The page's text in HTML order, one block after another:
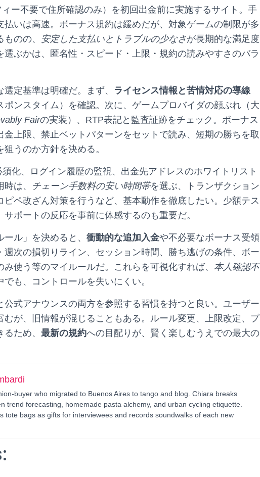
ー不要で住所確認のみ）を初回出金前に実施するサイト。手
いは高速。ボーナス規約は緩めだが、対象ゲームの制限が多
のの、 安定した支払いとトラブルの少なさが長期的な満足度
ぶかは、匿名性・スピード・上限・規約の読みやすさのバラ
定基準は明確だ。まず、
ライセンス情報と苦情対応の導線
ポンスタイム）を確認。次に、ゲームプロバイダの顔ぶれ（大
Fairの実装）、RTP表記と監査証跡をチェック。ボーナス
金上限、禁止ベットパターンをセットで読み、短期の勝ちを取
うのか方針を決める。
化、ログイン履歴の監視、出金先アドレスのホワイトリスト
は、
チェーン手数料の安い時間帯を選ぶ、トランザクション
ピペ改ざん対策を行うなど、基本動作を徹底したい。少額テス
サポートの反応を事前に体感するのも重要だ。
ル」を決めると、 衝動的な追加入金や不必要なボーナス受領
週次の損切りライン、セッション時間、勝ち逃げの条件、ボー
使う等のマイルールだ。これらを可視化すれば、 本人確認不
も、コントロールを失いにくい。
式アナウンスの両方を参照する習慣を持つと良い。ユーザー
むが、旧情報が混じることもある。ルール変更、上限改定、プ
ため、 最新の規約への目配りが、賢く楽しむうえでの最大の
buyer who migrated to Buenos Aires to tango and blog. Chiara breaks
trend forecasting, homemade pasta alchemy, and urban cycling etiquette.
tote bags as gifts for interviewees and records soundwalks of each new